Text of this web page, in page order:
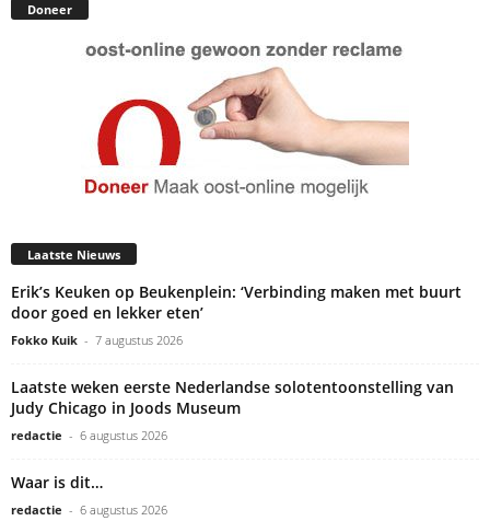
Doneer
Laatste Nieuws
Erik’s Keuken op Beukenplein: ‘Verbinding maken met buurt
door goed en lekker eten’
Fokko Kuik - 7 augustus 2026
Laatste weken eerste Nederlandse solotentoonstelling van
Judy Chicago in Joods Museum
redactie - 6 augustus 2026
Waar is dit…
redactie - 6 augustus 2026